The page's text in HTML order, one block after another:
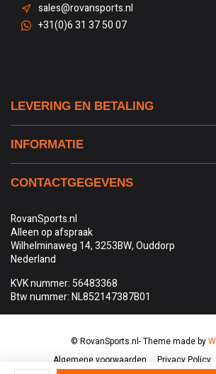
sales@rovansports.nl
+31(0)6 31 37 50 07
LEVERING EN BETALING
INFORMATIE
CONTACTGEGEVENS
RovanSports.nl
Alleen op afspraak
Wilhelminaweg 14, 3253BW, Ouddorp
Nederland
KVK nummer: 56483368
Btw nummer: NL852147387B01
Algemene voorwaarden Privacy Policy
© RovanSports.nl- Theme made by